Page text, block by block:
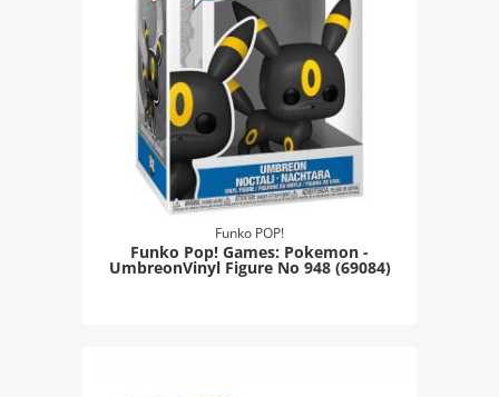
Funko POP!
Funko Pop! Games: Pokemon -
UmbreonVinyl Figure Νο 948 (69084)